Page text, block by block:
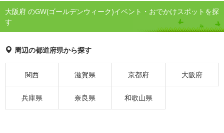
大阪府 のGW(ゴールデンウィーク)イベント・おでかけスポットを探
す
周辺の都道府県から探す
関西 滋賀県 京都府 大阪府
兵庫県 奈良県 和歌山県